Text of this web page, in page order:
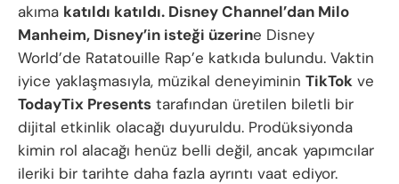
akıma katıldı katıldı. Disney Channel’dan Milo
Manheim, Disney’in isteği üzerine Disney
World’de Ratatouille Rap’e katkıda bulundu. Vaktin
iyice yaklaşmasıyla, müzikal deneyiminin TikTok ve
TodayTix Presents tarafından üretilen biletli bir
dijital etkinlik olacağı duyuruldu. Prodüksiyonda
kimin rol alacağı henüz belli değil, ancak yapımcılar
ileriki bir tarihte daha fazla ayrıntı vaat ediyor.